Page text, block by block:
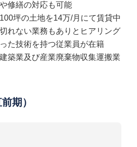
修繕の対応も可能
坪の土地を14万/月にて賃貸中
れない業務もありとヒアリング
た技術を持つ従業員が在籍
築業及び産業廃棄物収集運搬業
期）